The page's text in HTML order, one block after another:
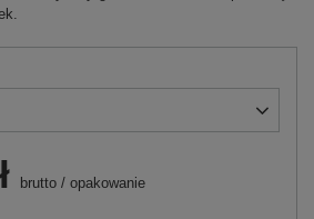
brutto / opakowanie